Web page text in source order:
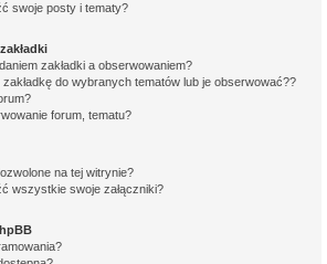
swoje posty i tematy?
zakładki a obserwowaniem?
do wybranych tematów lub je obserwować??
forum, tematu?
na tej witrynie?
wszystkie swoje załączniki?